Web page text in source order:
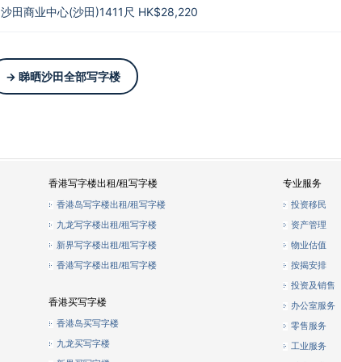
沙田商业中心(沙田)1411尺 HK$28,220
→ 睇晒沙田全部写字楼
香港写字楼出租/租写字楼
香港岛写字楼出租/租写字楼
九龙写字楼出租/租写字楼
新界写字楼出租/租写字楼
香港写字楼出租/租写字楼
香港买写字楼
香港岛买写字楼
九龙买写字楼
专业服务
投资移民
资产管理
物业估值
按揭安排
投资及销售
办公室服务
零售服务
工业服务